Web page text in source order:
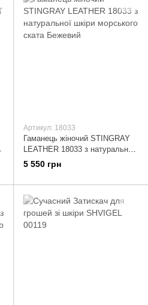
Артикул: 18033
Гаманець жіночий STINGRAY
LEATHER 18033 з натуральної
шкіри морського ската
Бежевий
5 550 грн